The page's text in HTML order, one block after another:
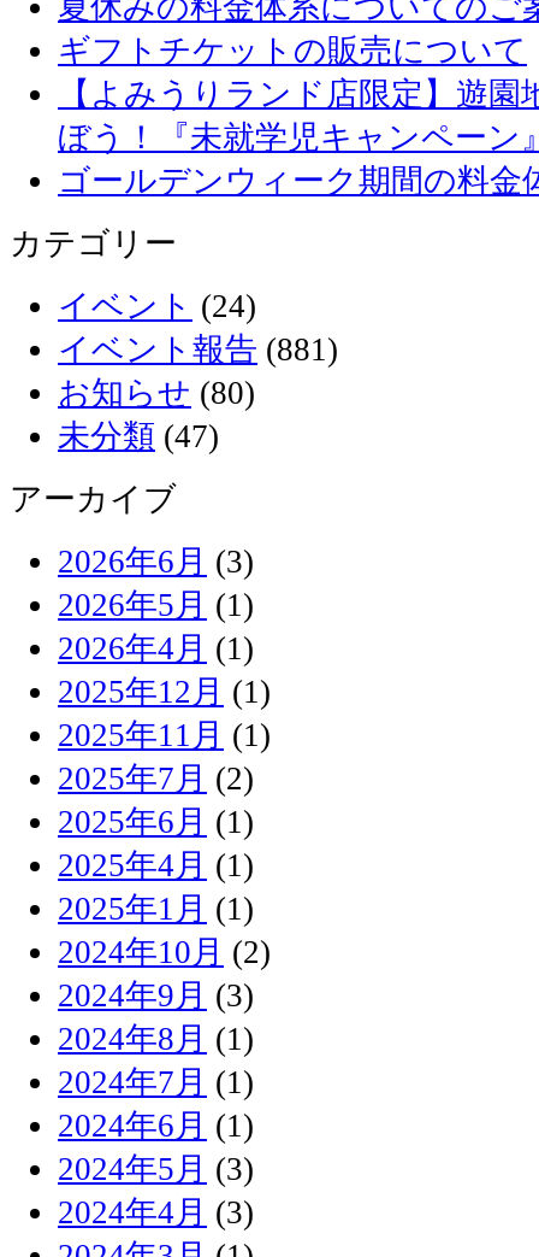
夏休みの料金体系についてのご
ギフトチケットの販売について
【よみうりランド店限定】遊
ぼう！『未就学児キャンペーン
ゴールデンウィーク期間の料金
カテゴリー
イベント (24)
イベント報告 (881)
お知らせ (80)
未分類 (47)
アーカイブ
2026年6月 (3)
2026年5月 (1)
2026年4月 (1)
2025年12月 (1)
2025年11月 (1)
2025年7月 (2)
2025年6月 (1)
2025年4月 (1)
2025年1月 (1)
2024年10月 (2)
2024年9月 (3)
2024年8月 (1)
2024年7月 (1)
2024年6月 (1)
2024年5月 (3)
2024年4月 (3)